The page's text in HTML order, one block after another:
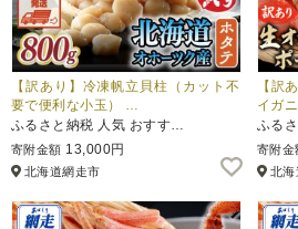
自治体から探す
ランキング
特集・おすすめ
ふるさと納税とは
【訳あり】冷凍帆立貝柱（カット不
要で便利な小玉） …
ふるさと納税 人気 おすす…
寄附金額 13,000円
北海道網走市
【訳
イガ
ふる
寄附金
北海